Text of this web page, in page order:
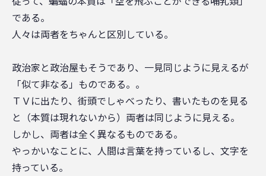
である。
人々は両者をちゃんと区別している。
政治家と政治屋もそうであり、一見同じように見えるが
「似て非なる」ものである。。
ＴＶに出たり、街頭でしゃべったり、書いたものを見る
と（本質は現れないから）両者は同じように見える。
しかし、両者は全く異なるものである。
やっかいなことに、人間は言葉を持っているし、文字を
持っている。